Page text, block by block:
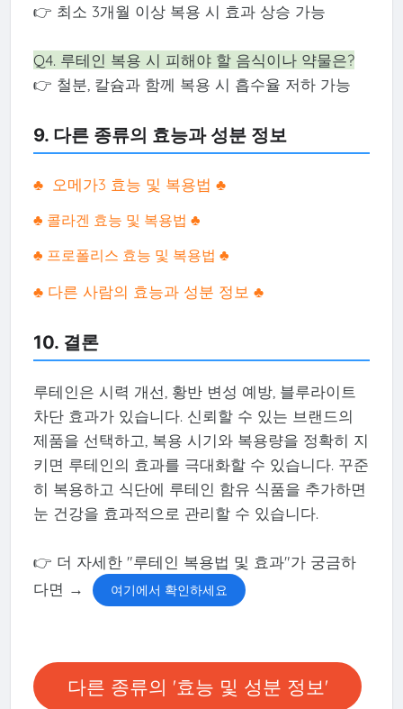
👉 최소 3개월 이상 복용 시 효과 상승 가능
Q4. 루테인 복용 시 피해야 할 음식이나 약물은?
👉 철분, 칼슘과 함께 복용 시 흡수율 저하 가능
9. 다른 종류의 효능과 성분 정보
♣ 오메가3 효능 및 복용법 ♣
♣ 콜라겐 효능 및 복용법 ♣
♣ 프로폴리스 효능 및 복용법 ♣
♣ 다른 사람의 효능과 성분 정보 ♣
10. 결론
루테인은 시력 개선, 황반 변성 예방, 블루라이트
차단 효과가 있습니다. 신뢰할 수 있는 브랜드의
제품을 선택하고, 복용 시기와 복용량을 정확히 지
키면 루테인의 효과를 극대화할 수 있습니다. 꾸준
히 복용하고 식단에 루테인 함유 식품을 추가하면
눈 건강을 효과적으로 관리할 수 있습니다.
👉 더 자세한 "루테인 복용법 및 효과"가 궁금하
다면 →
여기에서 확인하세요
다른 종류의 '효능 및 성분 정보'